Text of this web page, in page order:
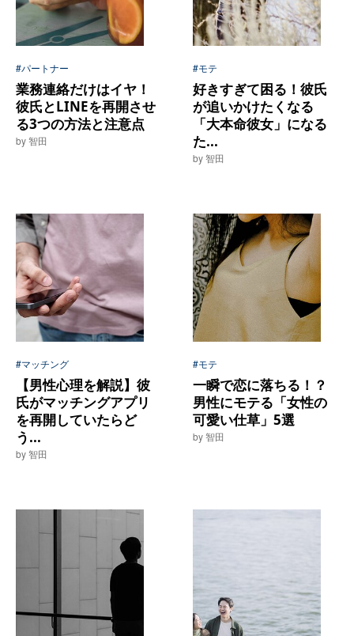
#パートナー
業務連絡だけはイヤ！
彼氏とLINEを再開させ
る3つの方法と注意点
by 智田
#モテ
好きすぎて困る！彼氏
が追いかけたくなる
「大本命彼女」になる
た...
by 智田
#マッチング
【男性心理を解説】彼
氏がマッチングアプリ
を再開していたらど
う...
by 智田
#モテ
一瞬で恋に落ちる！？
男性にモテる「女性の
可愛い仕草」5選
by 智田